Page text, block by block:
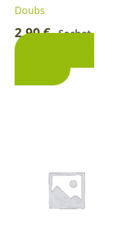
Doubs
2,90€-Sachet